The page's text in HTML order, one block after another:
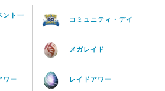
ント一
コミュニティ・デイ
メガレイド
ワー レイドアワー